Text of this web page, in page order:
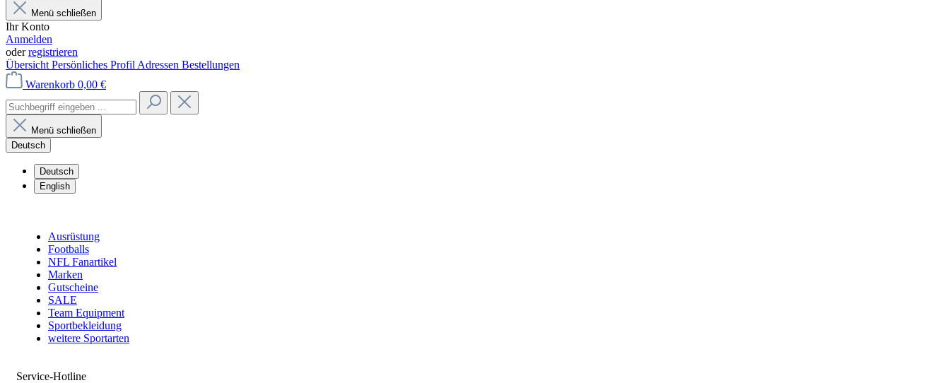
Menü schließen
Ihr Konto
Anmelden
oderregistrieren
Übersicht Persönliches Profil Adressen Bestellungen
Warenkorb 0,00 €
Menü schließen
Deutsch
Deutsch
English
Ausrüstung
Footballs
NFL Fanartikel
Marken
Gutscheine
SALE
Team Equipment
Sportbekleidung
weitere Sportarten
Service-Hotline